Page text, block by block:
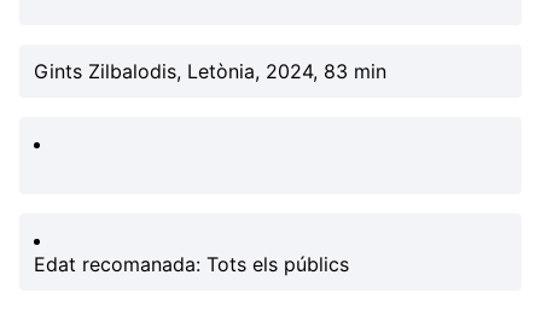
Gints Zilbalodis, Letònia, 2024, 83 min
Edat recomanada: Tots els públics